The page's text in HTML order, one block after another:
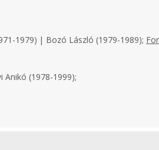
1979) | Bozó László (1979-1989);
Anikó (1978-1999);